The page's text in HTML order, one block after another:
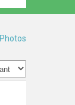
Photos